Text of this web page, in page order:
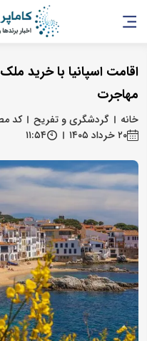
اقامت اسپانیا با خرید
مهاجرت
خانه گردشگری و تفریح
کد
۲۰ خرداد ۱۴۰۵
۱۱:۵۴